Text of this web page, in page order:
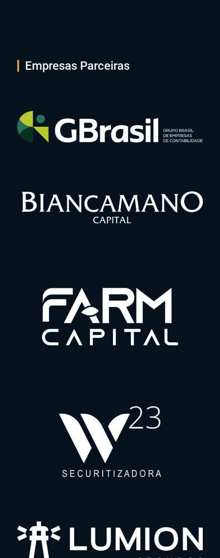
Empresas Parceiras
Para uma melhor experiência em nosso site, por favor, aceite os
ACTA APT
Contatos LGPD
Contato empresa: lgpd@tcacontadores.com.br